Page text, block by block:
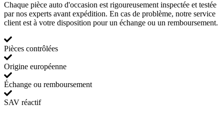
Chaque pièce auto d'occasion est rigoureusement inspectée et testée
par nos experts avant expédition. En cas de problème, notre service
client est à votre disposition pour un échange ou un remboursement.
Pièces contrôlées
Origine européenne
Échange ou remboursement
SAV réactif